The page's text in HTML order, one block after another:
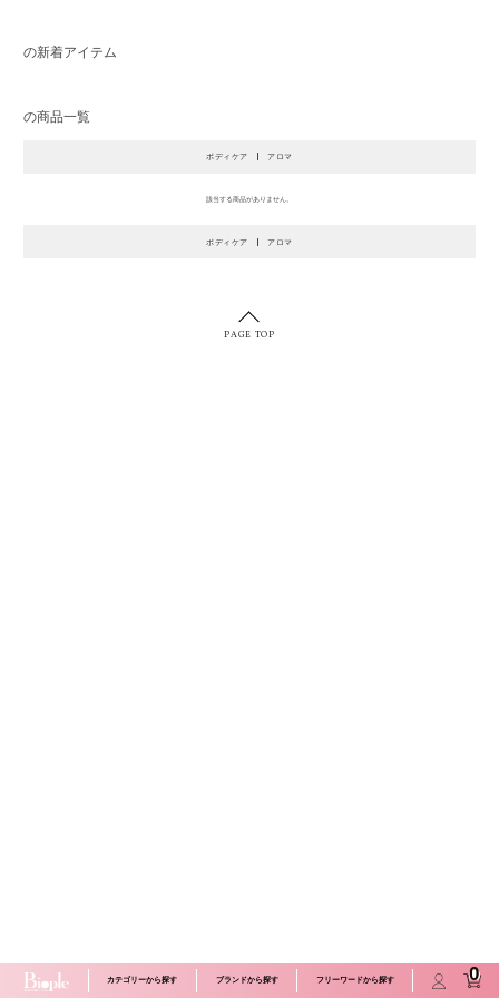
カテゴリーから探す ブランドから探す フリーワードから探す 0
の新着アイテム
の商品一覧
ボディケア アロマ
該当する商品がありません。
ボディケア アロマ
PAGE TOP